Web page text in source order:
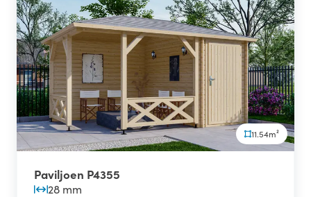
11.54m²
Paviljoen P4355
28 mm